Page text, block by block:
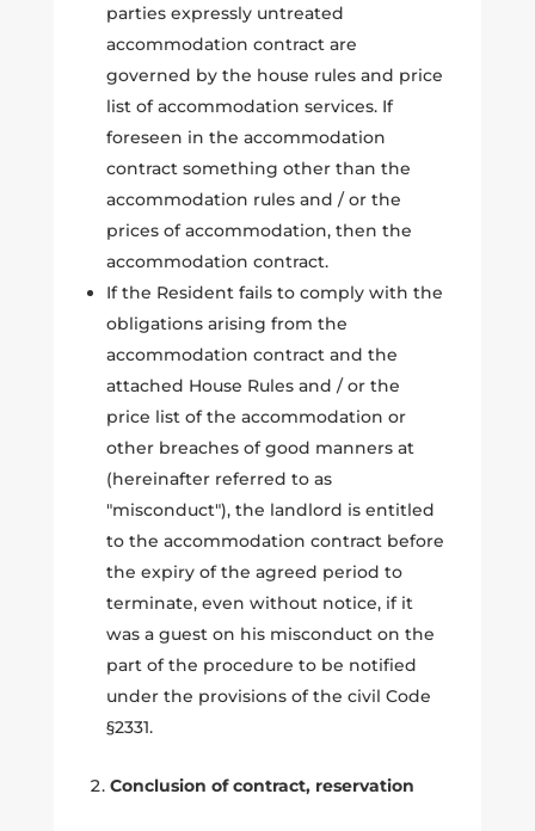
parties expressly untreated
accommodation contract are
governed by the house rules and price
list of accommodation services. If
foreseen in the accommodation
contract something other than the
accommodation rules and / or the
prices of accommodation, then the
accommodation contract.
If the Resident fails to comply with the
obligations arising from the
accommodation contract and the
attached House Rules and / or the
price list of the accommodation or
other breaches of good manners at
(hereinafter referred to as
"misconduct"), the landlord is entitled
to the accommodation contract before
the expiry of the agreed period to
terminate, even without notice, if it
was a guest on his misconduct on the
part of the procedure to be notified
under the provisions of the civil Code
§2331.
Conclusion of contract, reservation